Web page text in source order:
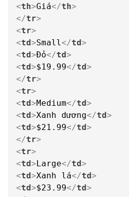
<th>Giá</th>
</tr>
<tr>
<td>Small</td>
<td>Đỏ</td>
<td>$19.99</td>
</tr>
<tr>
<td>Medium</td>
<td>Xanh dương</td>
<td>$21.99</td>
</tr>
<tr>
<td>Large</td>
<td>Xanh lá</td>
<td>$23.99</td>